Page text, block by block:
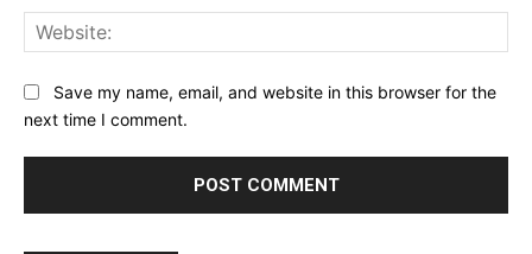
Save my name, email, and website in this browser for the
next time I comment.